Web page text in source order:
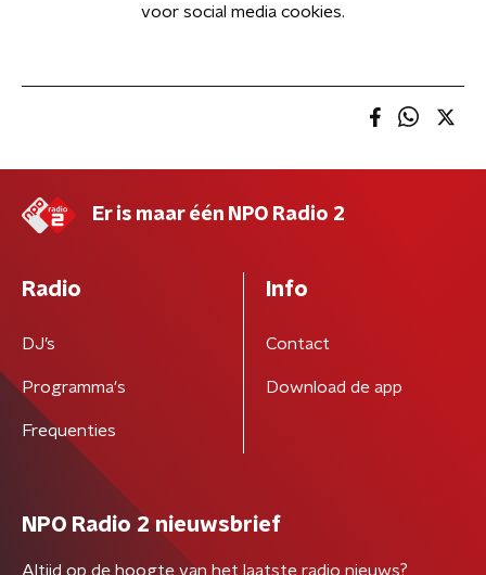
voor social media cookies.
Er is maar één NPO Radio 2
Radio
DJ’s
Programma's
Frequenties
Info
Contact
Download de app
NPO Radio 2 nieuwsbrief
Altijd op de hoogte van het laatste radio nieuws?